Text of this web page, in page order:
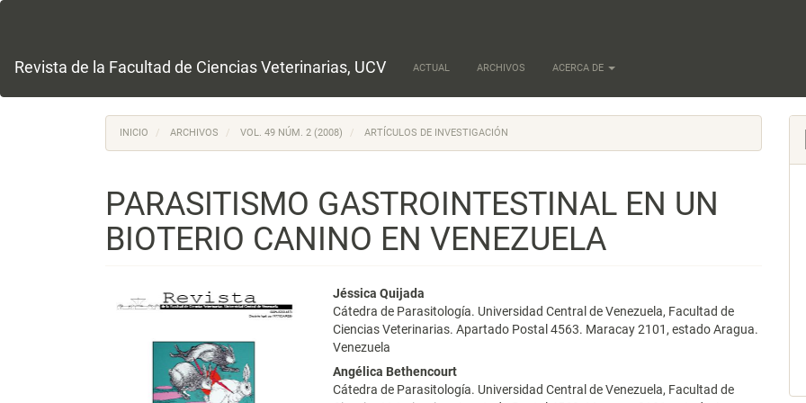
principal
lateral
Revista de la Facultad de Ciencias Veterinarias, UCV ACTUAL ARCHIVOS ACERCA DE
INICIO ARCHIVOS VOL. 49 NÚM. 2 (2008) ARTÍCULOS DE INVESTIGACIÓN
PARASITISMO GASTROINTESTINAL EN UN
BIOTERIO CANINO EN VENEZUELA
Barra
artículo
Contenido
principal
del
artículo
Jéssica Quijada
Cátedra de Parasitología. Universidad Central de Venezuela, Facultad de
Ciencias Veterinarias. Apartado Postal 4563. Maracay 2101, estado Aragua.
Venezuela
Angélica Bethencourt
Cátedra de Parasitología. Universidad Central de Venezuela, Facultad de